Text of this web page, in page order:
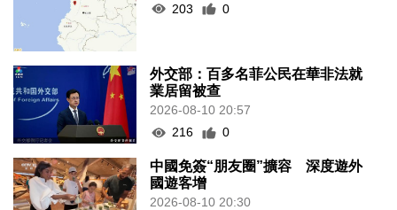
203
0
外交部：百多名菲公民在華非法就
業居留被查
2026-08-10 20:57
216
0
中國免簽“朋友圈”擴容 深度遊外
國遊客增
2026-08-10 20:30